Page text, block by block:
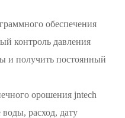
обеспечения
контроль давления
и получить постоянный
орошения jntech
расход, дату